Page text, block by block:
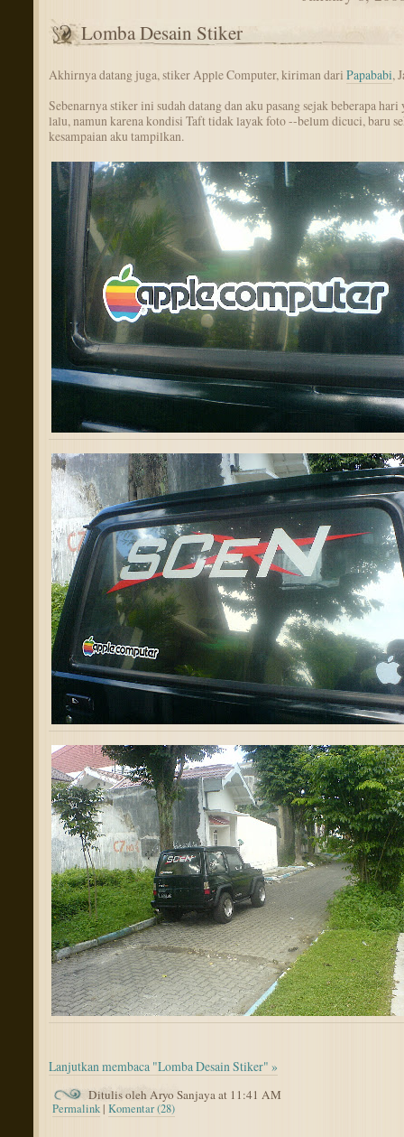
Lomba Desain Stiker
Akhirnya datang juga, stiker Apple Computer, kiriman dari Papababi,
Sebenarnya stiker ini sudah datang dan aku pasang sejak beberapa hari
lalu, namun karena kondisi Taft tidak layak foto --belum dicuci, baru
kesampaian aku tampilkan.
Lanjutkan membaca "Lomba Desain Stiker" »
Ditulis oleh Aryo Sanjaya at 11:41 AM
Permalink |Komentar (28)